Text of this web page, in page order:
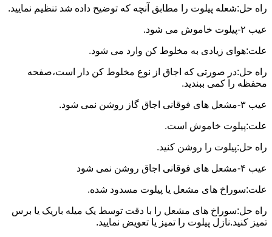
راه حل:شعله پیلوت را مطابق آنچه که توضیح داده شد تنظیم نمایید.
عیب ۲-پیلوت خاموش می شود.
علت:هوای زیادی به مخلوط کن وارد می شود.
راه حل:در صورتی که اجاق از نوع مخلوط کن دار است،صفحه
محفظه را کمی ببندید.
عیب ۳-مشعل های فوقانی اجاق گاز روشن نمی شود.
علت:پیلوت خاموش است.
راه حل:پیلوت را روشن کنید.
عیب ۴-مشعل های فوقانی اجاق روشن نمی شود
علت:سوراخ های مشعل یا پیلوت مسدود شده.
راه حل:سوراخ های مشعل را با دقت توسط یک میله باریک یا برس
تمیز کنید.نازل پیلوت را تمیز یا تعویض نمایید.